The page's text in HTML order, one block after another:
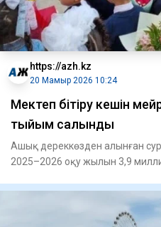
https://azh.kz
20 Мамыр 2026 10:24
Мектеп бітіру кешін
тыйым салынды
Ашық дереккөзден алынған
2025–2026 оқу жылын 3,9